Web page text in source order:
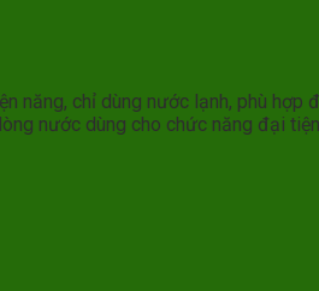
năng, chỉ dùng nước lạnh, phù hợp
nước dùng cho chức năng đại